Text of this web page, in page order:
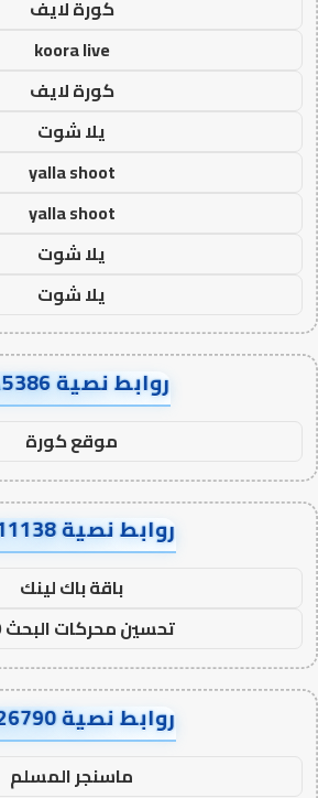
كورة لايف
koora live
كورة لايف
يلا شوت
yalla shoot
yalla shoot
يلا شوت
يلا شوت
روابط نصية AA5386
موقع كورة
روابط نصية AA11138
باقة باك لينك
تحسين محركات البحث SEO
روابط نصية AA26790
ماسنجر المسلم